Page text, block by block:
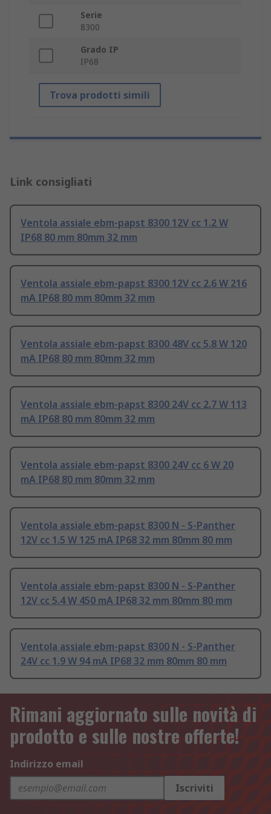
Serie
8300
Grado IP
IP68
Trova prodotti simili
Link consigliati
Ventola assiale ebm-papst 8300 12V cc 1.2 W
IP68 80 mm 80mm 32 mm
Ventola assiale ebm-papst 8300 12V cc 2.6 W 216
mA IP68 80 mm 80mm 32 mm
Ventola assiale ebm-papst 8300 48V cc 5.8 W 120
mA IP68 80 mm 80mm 32 mm
Ventola assiale ebm-papst 8300 24V cc 2.7 W 113
mA IP68 80 mm 80mm 32 mm
Ventola assiale ebm-papst 8300 24V cc 6 W 20
mA IP68 80 mm 80mm 32 mm
Ventola assiale ebm-papst 8300 N - S-Panther
12V cc 1.5 W 125 mA IP68 32 mm 80mm 80 mm
Ventola assiale ebm-papst 8300 N - S-Panther
12V cc 5.4 W 450 mA IP68 32 mm 80mm 80 mm
Ventola assiale ebm-papst 8300 N - S-Panther
24V cc 1.9 W 94 mA IP68 32 mm 80mm 80 mm
Rimani aggiornato sulle novità di
prodotto e sulle nostre offerte!
Indirizzo email
Iscriviti